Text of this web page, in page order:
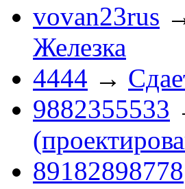
vovan23rus
Железка
4444 →
9882355533
89182898778